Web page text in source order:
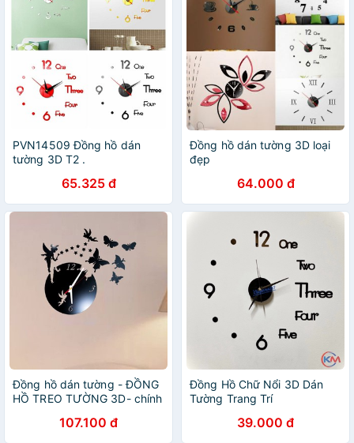
PVN14509 Đồng hồ dán
tường 3D T2 .
65.325 đ
Đồng hồ dán tường 3D loại
đẹp
64.000 đ
Đồng hồ dán tường - ĐỒNG
HỒ TREO TƯỜNG 3D- chính
107.100 đ
Đồng Hồ Chữ Nổi 3D Dán
Tường Trang Trí
39.000 đ